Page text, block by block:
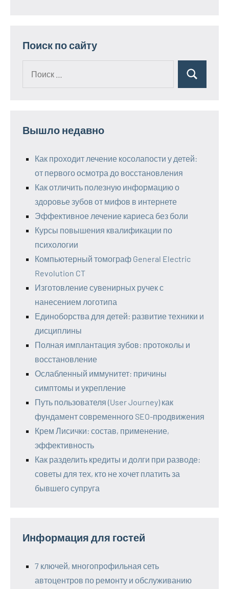
Поиск по сайту
Поиск
Вышло недавно
Как проходит лечение косолапости у детей:
от первого осмотра до восстановления
Как отличить полезную информацию о
здоровье зубов от мифов в интернете
Эффективное лечение кариеса без боли
Курсы повышения квалификации по
психологии
Компьютерный томограф General Electric
Revolution CT
Изготовление сувенирных ручек с
нанесением логотипа
Единоборства для детей: развитие техники и
дисциплины
Полная имплантация зубов: протоколы и
восстановление
Ослабленный иммунитет: причины
симптомы и укрепление
Путь пользователя (User Journey) как
фундамент современного SEO-продвижения
Крем Лисички: состав, применение,
эффективность
Как разделить кредиты и долги при разводе:
советы для тех, кто не хочет платить за
бывшего супруга
Информация для гостей
7 ключей, многопрофильная сеть
автоцентров по ремонту и обслуживанию